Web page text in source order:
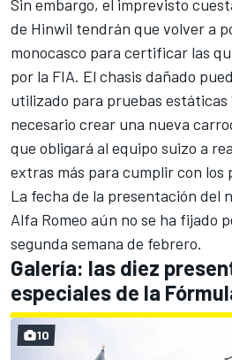
Sin embargo, el imprevisto
de Hinwil tendrán que volver a
monocasco para certificar las
por la FIA. El chasis dañado
utilizado para pruebas estáticas
necesario crear una nueva
que obligará al equipo suizo a
extras más para cumplir con los
La fecha de la presentación del
Alfa Romeo aún no se ha fijado
segunda semana de febrero.
Galería: las diez
especiales de la
10